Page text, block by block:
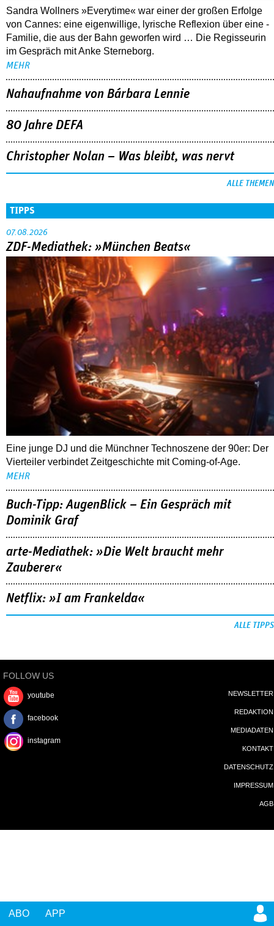
ABO APP
Sandra Wollners »Everytime« war einer der großen Erfolge
von Cannes: eine eigenwillige, lyrische Reflexion über eine ­
Familie, die aus der Bahn geworfen wird … Die Regisseurin
im Gespräch mit Anke Sterneborg.
MEHR
Nahaufnahme von Bárbara Lennie
80 Jahre DEFA
Christopher Nolan – Was bleibt, was nervt
ALLE THEMEN
TIPPS
07.08.2026
ZDF-Mediathek: »München Beats«
Eine junge DJ und die Münchner Technoszene der 90er: Der
Vierteiler verbindet Zeitgeschichte mit Coming-of-Age.
MEHR
Buch-Tipp: AugenBlick – Ein Gespräch mit
Dominik Graf
arte-Mediathek: »Die Welt braucht mehr
Zauberer«
Netflix: »I am Frankelda«
ALLE TIPPS
FOLLOW US
youtube
facebook
instagram
NEWSLETTER
REDAKTION
MEDIADATEN
KONTAKT
DATENSCHUTZ
IMPRESSUM
AGB